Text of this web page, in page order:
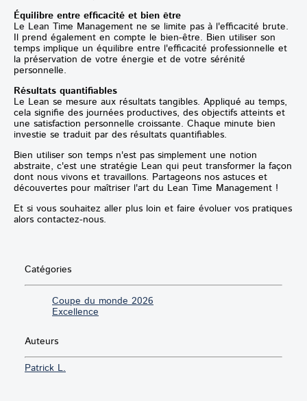
Équilibre entre efficacité et bien être
Le Lean Time Management ne se limite pas à l'efficacité brute.
Il prend également en compte le bien-être. Bien utiliser son
temps implique un équilibre entre l'efficacité professionnelle et
la préservation de votre énergie et de votre sérénité
personnelle.
Résultats quantifiables
Le Lean se mesure aux résultats tangibles. Appliqué au temps,
cela signifie des journées productives, des objectifs atteints et
une satisfaction personnelle croissante. Chaque minute bien
investie se traduit par des résultats quantifiables.
Bien utiliser son temps n'est pas simplement une notion
abstraite, c'est une stratégie Lean qui peut transformer la façon
dont nous vivons et travaillons. Partageons nos astuces et
découvertes pour maîtriser l'art du Lean Time Management !
Et si vous souhaitez aller plus loin et faire évoluer vos pratiques
alors contactez-nous.
Catégories
Coupe du monde 2026
Excellence
Auteurs
Patrick L.